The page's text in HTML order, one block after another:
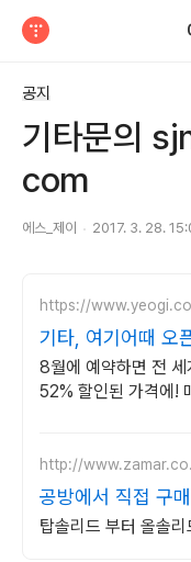
공지
기타문의
com
에스_제이 2017. 3. 28.
https://
기타, 여기어때 오
할인
8월에 예약하면 전
52% 할인된 가격에!
http://
공방에서 직접 구
탑솔리드 부터 올솔